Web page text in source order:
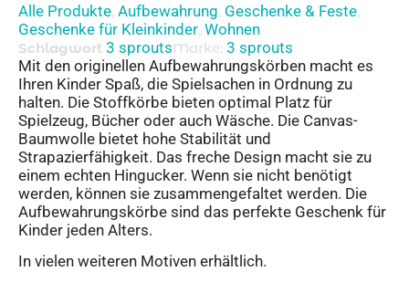
Alle Produkte, Aufbewahrung, Geschenke & Feste,
Geschenke für Kleinkinder, Wohnen
Schlagwort 3 sproutsMarke: 3 sprouts
Mit den originellen Aufbewahrungskörben macht es
Ihren Kinder Spaß, die Spielsachen in Ordnung zu
halten. Die Stoffkörbe bieten optimal Platz für
Spielzeug, Bücher oder auch Wäsche. Die Canvas-
Baumwolle bietet hohe Stabilität und
Strapazierfähigkeit. Das freche Design macht sie zu
einem echten Hingucker. Wenn sie nicht benötigt
werden, können sie zusammengefaltet werden. Die
Aufbewahrungskörbe sind das perfekte Geschenk für
Kinder jeden Alters.
In vielen weiteren Motiven erhältlich.